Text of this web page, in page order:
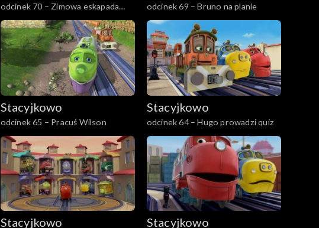
odcinek 70 – Zimowa eskapada
Wilsona
odcinek 69 – Bruno na planie
Stacyjkowo
odcinek 65 – Pracuś Wilson
Stacyjkowo
odcinek 64 – Hugo prowadzi quiz
Stacyjkowo Stacyjkowo